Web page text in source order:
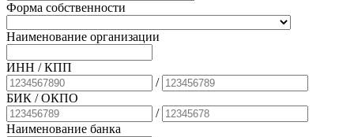
Форма собственности
Наименование организации
ИНН / КПП
/
БИК / ОКПО
/
Наименование банка